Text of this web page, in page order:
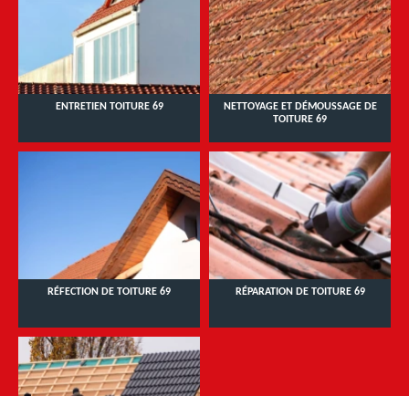
ENTRETIEN TOITURE 69
NETTOYAGE ET DÉMOUSSAGE DE
TOITURE 69
RÉFECTION DE TOITURE 69 RÉPARATION DE TOITURE 69